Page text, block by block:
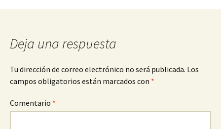
entradas
Deja una respuesta
Tu dirección de correo electrónico no será publicada. Los
campos obligatorios están marcados con *
Comentario *